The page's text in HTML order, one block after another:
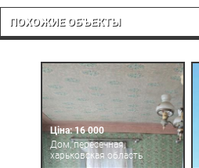
ПОХОЖИЕ ОБЪЕКТЫ
Ціна: 16 000
Дом, пересечная,
харьковская область